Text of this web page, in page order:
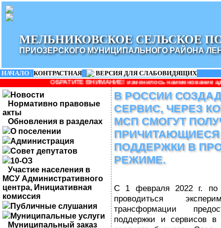
МЕЛЬНИКОВСКОЕ СЕЛЬСКОЕ
ПРИОЗЕРСКОГО МУНИЦИПАЛЬНОГО РАЙОНА
НАЧАЛО | КОНТРАСТНАЯ |
ВЕРСИЯ ДЛЯ СЛАБОВИДЯЩИХ
ВНИМАНИЕ! изменилось наименование администрации:
Новости
Нормативно правовые
акты
Обновления в разделах
О поселении
Администрация
Совет депутатов
10-ОЗ
Участие населения в
МСУ Административного
центра, Инициативная
комиссия
Публичные слушания
Муниципальные услуги
Муниципальный заказ
В РОССИИ
СЕРВИС, ЧЕРЕЗ
МСП СМОГУТ
ПОДДЕРЖКИ В
РЕЖИМЕ.
С 1 февраля 2022 г. по
проводиться
трансформации
поддержки и сервисов